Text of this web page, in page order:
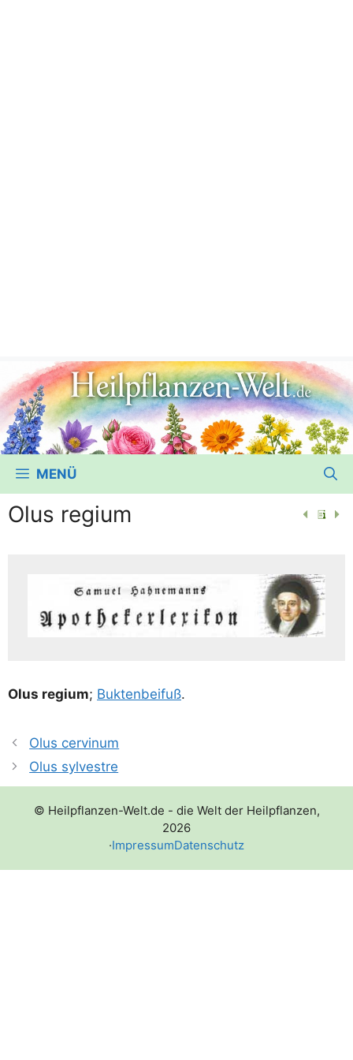
MENÜ
Olus regium
Olus regi­um; Buk­ten­bei­fuß.
Olus cervinum
Olus sylvestre
© Heilpflanzen-Welt.de - die Welt der Heilpflanzen,
2026
·ImpressumDatenschutz